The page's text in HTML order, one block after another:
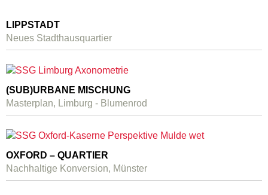
LIPPSTADT
Neues Stadthausquartier
(SUB)URBANE MISCHUNG
Masterplan, Limburg - Blumenrod
OXFORD – QUARTIER
Nachhaltige Konversion, Münster